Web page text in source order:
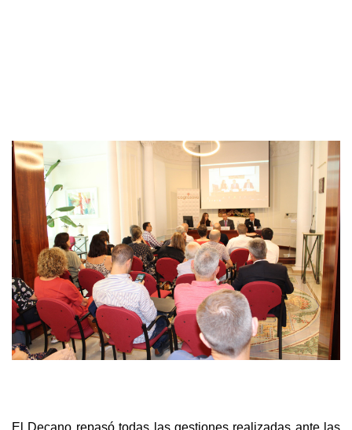
El Decano repasó todas las gestiones realizadas ante las